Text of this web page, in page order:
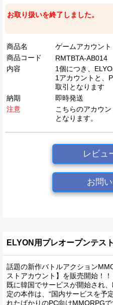
お取り扱いを終了しました。
商品名
ゲームアカウント
商品コード
RMTBTA-AB014
内容
1個につき、
1アカウントと、
取引となります
納期
即時発送
注意
こちらのアカウン
となります。
レビュ
お問
ELYON用プレオープンテス
話題の新作バトルアクション
ストアカウント】を販売開始！！
既に韓国でサービスが開始され
定の本作は、“国内サービスを予
れたばかりのPC向けMMORPG